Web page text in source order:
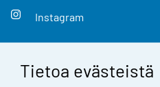
Tietoa evästeistä
Instagram
Yhteystiedot